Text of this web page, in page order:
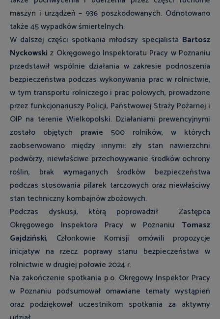
maszyn i urządzeń – 936 poszkodowanych. Odnotowano
także 45 wypadków śmiertelnych.
W dalszej części spotkania młodszy specjalista Bartosz
Nyckowski z Okręgowego Inspektoratu Pracy w Poznaniu
przedstawił wspólnie działania w zakresie podnoszenia
bezpieczeństwa podczas wykonywania prac w rolnictwie,
w tym transportu rolniczego i prac polowych, prowadzone
przez funkcjonariuszy Policji, Państwowej Straży Pożarnej i
OIP na terenie Wielkopolski. Działaniami prewencyjnymi
zostało objętych prawie 500 rolników, w których
zaobserwowano między innymi: zły stan nawierzchni
podwórzy, niewłaściwe przechowywanie środków ochrony
roślin, brak wymaganych środków bezpieczeństwa
podczas stosowania pilarek tarczowych oraz niewłaściwy
stan techniczny kombajnów zbożowych.
Podczas dyskusji, którą poprowadził Zastępca
Okręgowego Inspektora Pracy w Poznaniu Tomasz
Gajdziński, Członkowie Komisji omówili propozycje
inicjatyw na rzecz poprawy stanu bezpieczeństwa w
rolnictwie w drugiej połowie 2024 r.
Na zakończenie spotkania p.o. Okręgowy Inspektor Pracy
w Poznaniu podsumował omawiane tematy wystąpień
oraz podziękował uczestnikom spotkania za aktywny